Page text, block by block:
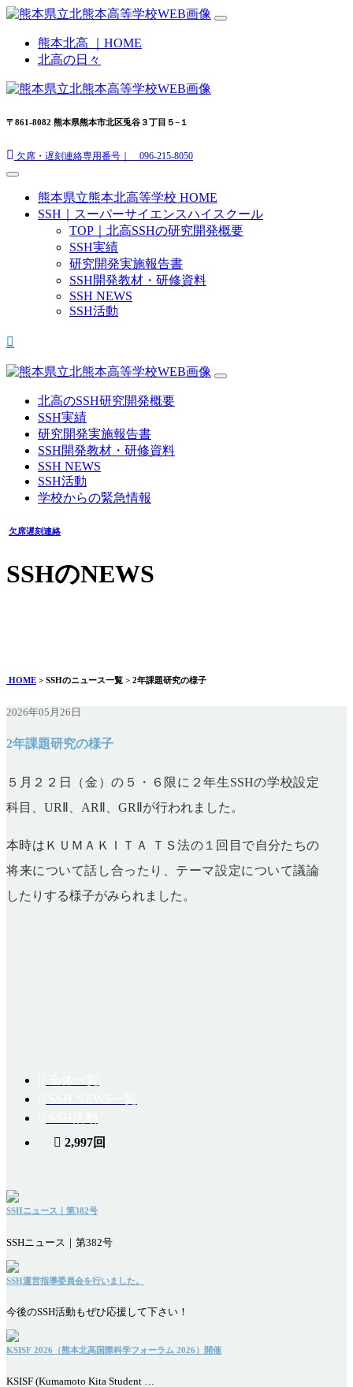
熊本北高 ｜HOME
北高の日々
〒861-8082 熊本県熊本市北区兎谷３丁目５−１
欠席・遅刻連絡専用番号｜ 096-215-8050
熊本県立熊本北高等学校 HOME
SSH｜スーパーサイエンスハイスクール
TOP｜北高SSHの研究開発概要
SSH実績
研究開発実施報告書
SSH開発教材・研修資料
SSH NEWS
SSH活動
北高のSSH研究開発概要
SSH実績
研究開発実施報告書
SSH開発教材・研修資料
SSH NEWS
SSH活動
学校からの緊急情報
欠席遅刻連絡
SSHのNEWS
HOME > SSHのニュース一覧 > 2年課題研究の様子
2026年05月26日
2年課題研究の様子
５月２２日（金）の５・６限に２年生SSHの学校設定
科目、URⅡ、ARⅡ、GRⅡが行われました。
本時はＫＵＭＡＫＩＴＡ ＴＳ法の１回目で自分たちの
将来について話し合ったり、テーマ設定について議論
したりする様子がみられました。
2,997回
SSHニュース｜第382号
SSHニュース｜第382号
SSH運営指導委員会を行いました。
今後のSSH活動もぜひ応援して下さい！
KSISF 2026（熊本北高国際科学フォーラム 2026）開催
KSISF (Kumamoto Kita Student …